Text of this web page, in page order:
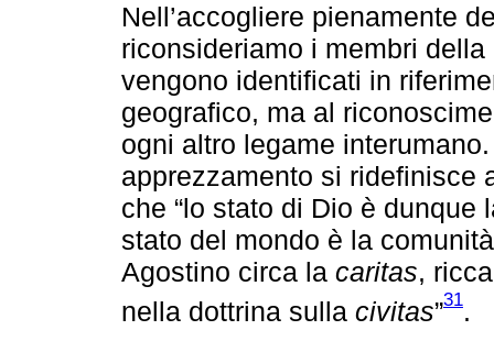
Nell’accogliere pienamente
riconsideriamo i membri
vengono identificati in
geografico, ma al
ogni altro legame
apprezzamento si ridefinisce
che “lo stato di Dio è
stato del mondo è la
Agostino circa la caritas,
nella dottrina sulla civitas”31.